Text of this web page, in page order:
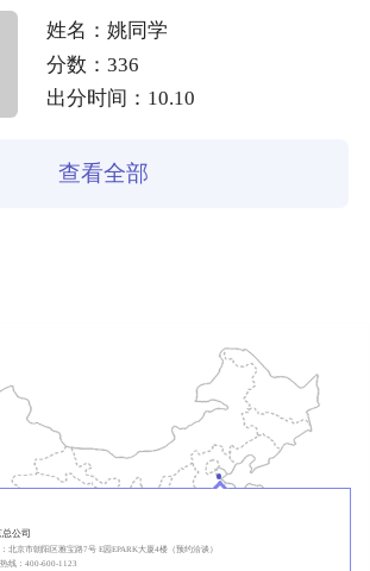
姓名：姚同学
分数：336
出分时间：10.10
查看全部
总公司
北京市朝阳区雅宝路7号 E园EPARK大厦4楼（预约洽谈）
线：400-600-1123